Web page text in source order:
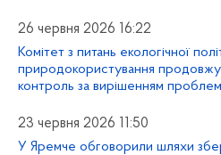
26 червня 2026 16:22
Комітет з питань екологічної
природокористування
контроль за вирішенням
23 червня 2026 11:50
У Яремче обговорили шляхи